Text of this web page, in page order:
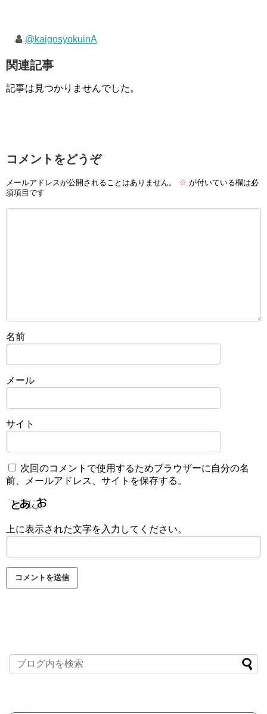
@kaigosyokuinA
関連記事
記事は見つかりませんでした。
コメントをどうぞ
メールアドレスが公開されることはありません。 ※ が付いている欄は必
須項目です
名前
メール
サイト
次回のコメントで使用するためブラウザーに自分の名
前、メールアドレス、サイトを保存する。
上に表示された文字を入力してください。